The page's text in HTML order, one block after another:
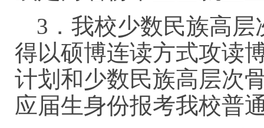
3．我校少数民族高
得以硕博连读方式攻读
计划和少数民族高层次
应届生身份报考我校普